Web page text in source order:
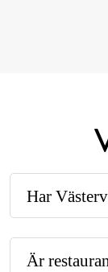
Har
Är